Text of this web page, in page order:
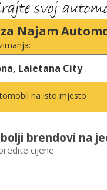
Najam
na isto mjesto
brendovi na
cijene